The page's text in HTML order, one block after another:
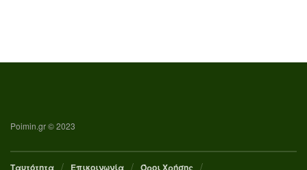
Poimin.gr © 2023
Ταυτότητα Επικοινωνία Όροι Χρήσης